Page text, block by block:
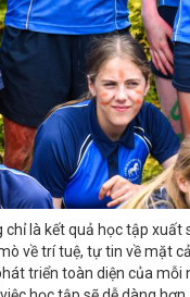
là kết quả học tập
về trí tuệ, tự tin về mặt
triển toàn diện của